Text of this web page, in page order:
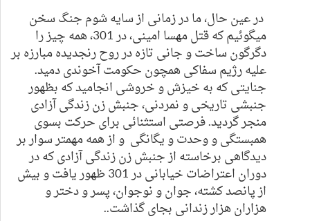
در عین حال، ما در زمانی از سایه شوم جنگ سخن
میگوئیم که قتل مهسا امینی، در 301، همه چیز را
دگرگون ساخت و جانی تازه در روح رنجدیده مبارزه بر
علیه رژیم سفاکی همچون حکومت آخوندی دمید.
جنایتی که به خیزش و خروشی انجامید که بظهور
جنبشی تاریخی و نمردنی، جنبش زن زندگی آزادی
منجر گردید. فرصتی استثنائی برای حرکت بسوی
همبستگی و وحدت و یگانگی و از همه مهمتر سوار بر
دیدگاهی برخاسته از جنبش زن زندگی آزادی که در
دوران اعتراضات خیابانی در 301 ظهور یافت و بیش
از پانصد کشته، جوان و نوجوان، پسر و دختر و
هزاران هزار زندانی بجای گذاشت..